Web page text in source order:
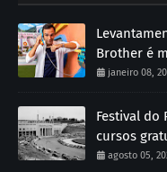
Brother é
janeiro 08,
Festival do
cursos
agosto 05,